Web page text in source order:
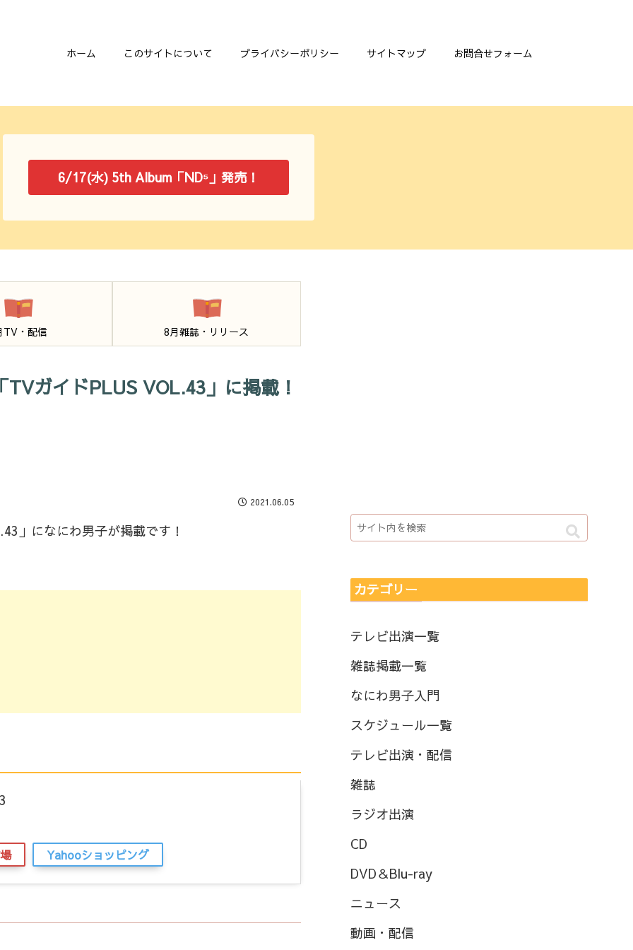
ホーム このサイトについて プライバシーポリシー サイトマップ お問合せフォーム
6/17(水) 5th Album「ND⁵」発売！
TV・配信 8月雑誌・リリース
ガイドPLUS VOL.43」に掲載！
2021.06.05
」になにわ男子が掲載です！
Yahooショッピング
カテゴリー
テレビ出演一覧
雑誌掲載一覧
なにわ男子入門
スケジュール一覧
テレビ出演・配信
雑誌
ラジオ出演
CD
DVD＆Blu-ray
ニュース
動画・配信